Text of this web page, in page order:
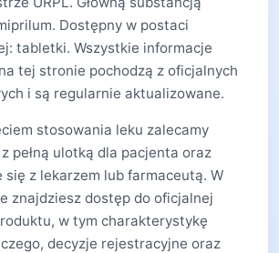
Dostępny w postaci
tabletki. Wszystkie informacje
tej stronie pochodzą z oficjalnych
i są regularnie aktualizowane.
stosowania leku zalecamy
pełną ulotką dla pacjenta oraz
się z lekarzem lub farmaceutą. W
znajdziesz dostęp do oficjalnej
w tym charakterystykę
decyzje rejestracyjne oraz